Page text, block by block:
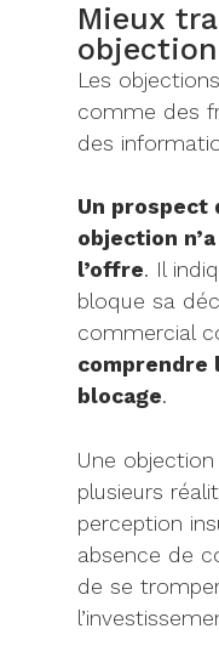
Mieux
Les
comme des
des
Un prospect
objection
l’offre. Il
bloque sa
commercial
comprendre
blocage.
Une
plusieurs
perception
absence de
de se